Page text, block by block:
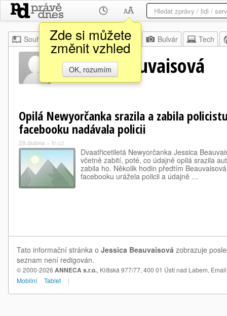
Zde si můžete
změnit vzhled
OK, rozumím
Souhrn Moje Z domova Bulvár Tech
Jessica Beauvaisová
Opilá Newyorčanka srazila a zabila
facebooku nadávala policii
29.dubna » tn.cz
Dvaatřicetiletá Newyorčanka Jessica
včetně zabití, poté, co údajně opilá srazila
zabila ho. Několik hodin předtím
facebooku urážela policii a údajně …
Tato informační stránka o Jessica Beauvaisová zobrazuje
seznam není redigován.
© 2000-2026 ANNECA s.r.o., Klíšská 977/77, 400 01 Ústí nad Labem,
Mobilní
Tablet |